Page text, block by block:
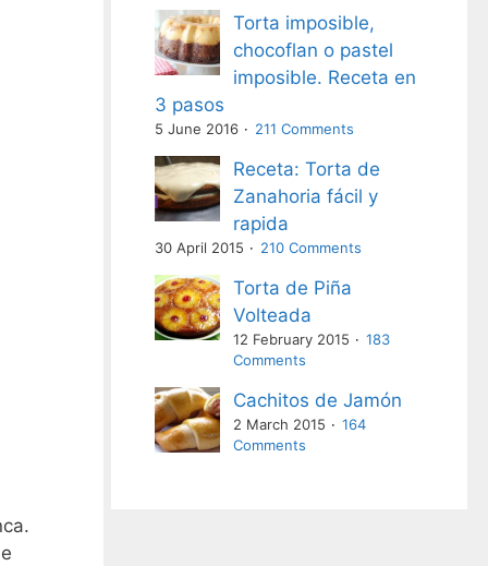
Torta imposible,
chocoflan o pastel
imposible. Receta en
3 pasos
5 June 2016 211 Comments
Receta: Torta de
Zanahoria fácil y
rapida
30 April 2015 210 Comments
Torta de Piña
Volteada
12 February 2015
183
Comments
Cachitos de Jamón
2 March 2015
164
Comments